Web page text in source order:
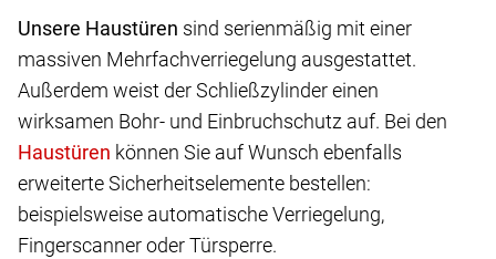
Unsere Haustüren sind serienmäßig mit einer
massiven Mehrfachverriegelung ausgestattet.
Außerdem weist der Schließzylinder einen
wirksamen Bohr- und Einbruchschutz auf. Bei den
können Sie auf Wunsch ebenfalls
erweiterte Sicherheitselemente bestellen:
beispielsweise automatische Verriegelung,
Fingerscanner oder Türsperre.